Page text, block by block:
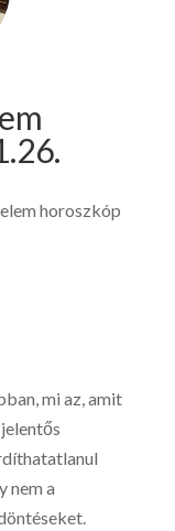
horoszkóp
mi az, amit
nem a